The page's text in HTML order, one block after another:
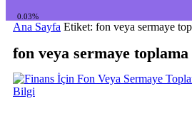
0.03%
Ana Sayfa Etiket: fon veya sermaye
fon veya sermaye toplama
Bilgi